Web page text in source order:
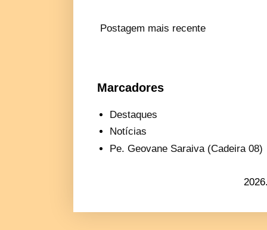
Postagem mais recente
Marcadores
Destaques
Notícias
Pe. Geovane Saraiva (Cadeira 08)